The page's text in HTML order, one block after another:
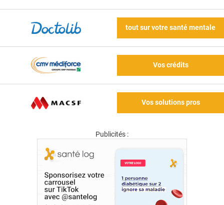
tout sur votre santé mentale
Vos crédits
Vos solutions pros
Publicités :